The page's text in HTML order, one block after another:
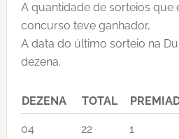
A quantidade de sorteios que
concurso teve ganhador,
A data do último sorteio na
dezena.
DEZENA TOTAL
04 22 1